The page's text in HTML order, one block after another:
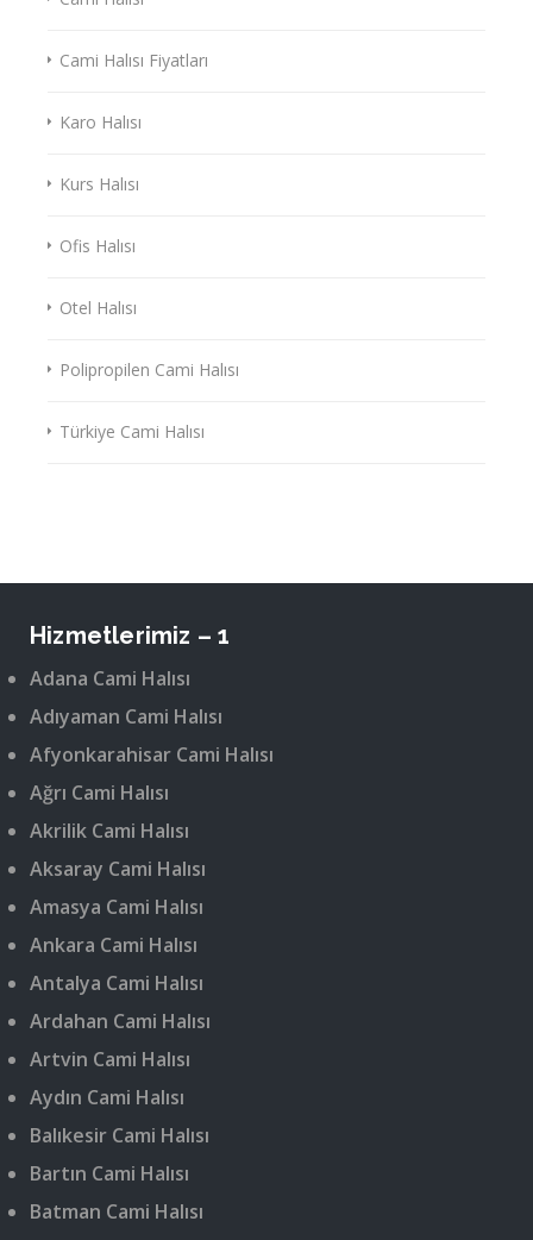
Cami Halısı Fiyatları
Karo Halısı
Kurs Halısı
Ofis Halısı
Otel Halısı
Polipropilen Cami Halısı
Türkiye Cami Halısı
Hizmetlerimiz – 1
Adana Cami Halısı
Adıyaman Cami Halısı
Afyonkarahisar Cami Halısı
Ağrı Cami Halısı
Akrilik Cami Halısı
Aksaray Cami Halısı
Amasya Cami Halısı
Ankara Cami Halısı
Antalya Cami Halısı
Ardahan Cami Halısı
Artvin Cami Halısı
Aydın Cami Halısı
Balıkesir Cami Halısı
Bartın Cami Halısı
Batman Cami Halısı